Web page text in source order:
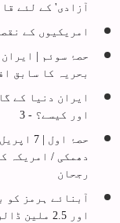
آزادی' کے لئے
امریکیوں کے
حصۂ سوئم |
بحریہ کا سابق
ایران دنیا کے
اور کیسے؟ - 3
دھمکی / امریکہ
رجحان
آبنائے ہرمز کو
اور 2.5 ملین ڈالر کی اضافی لاگت